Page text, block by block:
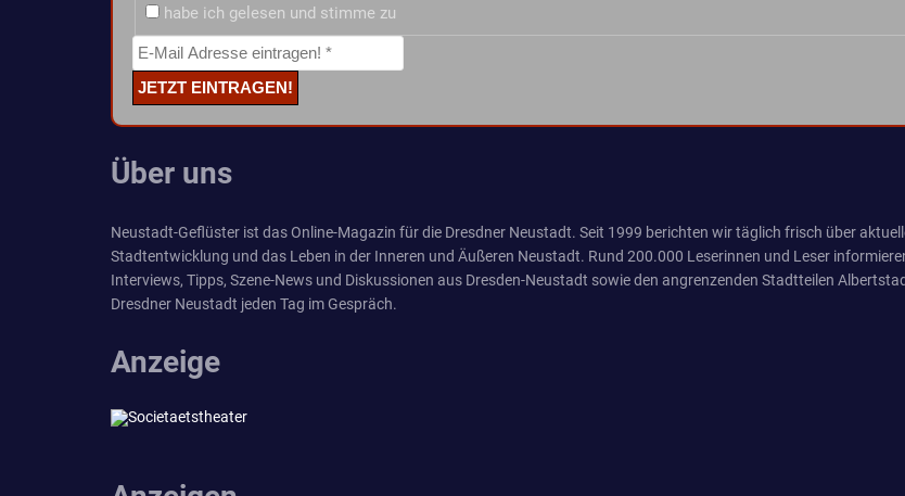
habe ich gelesen und stimme zu
Über uns
Neustadt-Geflüster ist das Online-Magazin für die Dresdner Neustadt. Seit 1999 berichten wir täglich frisch über
Stadtentwicklung und das Leben in der Inneren und Äußeren Neustadt. Rund 200.000 Leserinnen und Leser
Interviews, Tipps, Szene-News und Diskussionen aus Dresden-Neustadt sowie den angrenzenden Stadtteilen
Dresdner Neustadt jeden Tag im Gespräch.
Anzeige